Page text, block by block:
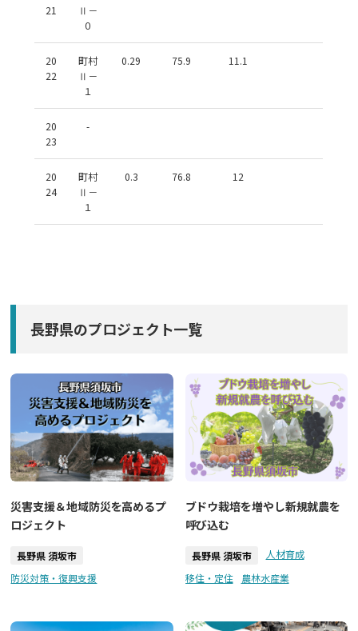
21
Ⅱ－
０
20
22
町村
Ⅱ－
１
0.29 75.9 11.1
20
23
-
20
24
町村
Ⅱ－
１
0.3 76.8 12
長野県のプロジェクト一覧
災害支援＆地域防災を高めるプ
ロジェクト
長野県 須坂市
防災対策・復興支援
ブドウ栽培を増やし新規就農を
呼び込む
長野県 須坂市
人材育成
移住・定住
農林水産業